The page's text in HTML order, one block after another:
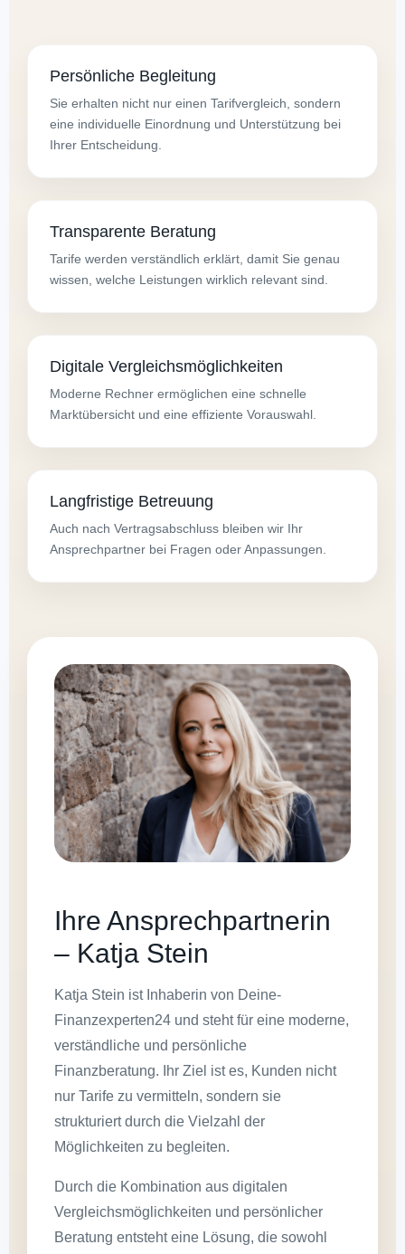
Persönliche Begleitung
Sie erhalten nicht nur einen Tarifvergleich, sondern
eine individuelle Einordnung und Unterstützung bei
Ihrer Entscheidung.
Transparente Beratung
Tarife werden verständlich erklärt, damit Sie genau
wissen, welche Leistungen wirklich relevant sind.
Digitale Vergleichsmöglichkeiten
Moderne Rechner ermöglichen eine schnelle
Marktübersicht und eine effiziente Vorauswahl.
Langfristige Betreuung
Auch nach Vertragsabschluss bleiben wir Ihr
Ansprechpartner bei Fragen oder Anpassungen.
Ihre Ansprechpartnerin
– Katja Stein
Katja Stein ist Inhaberin von Deine-
Finanzexperten24 und steht für eine moderne,
verständliche und persönliche
Finanzberatung. Ihr Ziel ist es, Kunden nicht
nur Tarife zu vermitteln, sondern sie
strukturiert durch die Vielzahl der
Möglichkeiten zu begleiten.
Durch die Kombination aus digitalen
Vergleichsmöglichkeiten und persönlicher
Beratung entsteht eine Lösung, die sowohl